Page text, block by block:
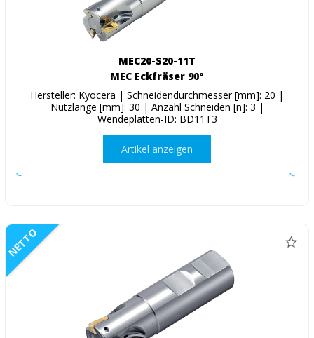
MEC20-S20-11T
MEC Eckfräser 90°
Hersteller: Kyocera | Schneidendurchmesser [mm]: 20 |
Nutzlänge [mm]: 30 | Anzahl Schneiden [n]: 3 |
Wendeplatten-ID: BD11T3
Artikel anzeigen
NETTO